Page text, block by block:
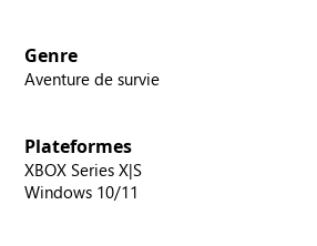
Genre
Aventure de survie
Plateformes
XBOX Series X|S
Windows 10/11